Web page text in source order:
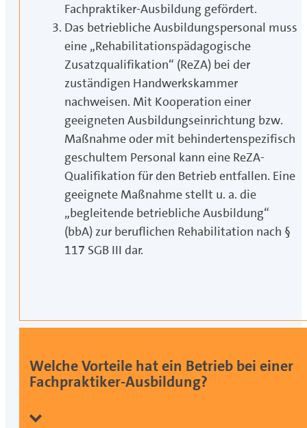
Fachpraktiker-Ausbildung gefördert.
Das betriebliche Ausbildungspersonal muss
eine „Rehabilitationspädagogische
Zusatzqualifikation“ (ReZA) bei der
zuständigen Handwerkskammer
nachweisen. Mit Kooperation einer
geeigneten Ausbildungseinrichtung bzw.
Maßnahme oder mit behindertenspezifisch
geschultem Personal kann eine ReZA-
Qualifikation für den Betrieb entfallen. Eine
geeignete Maßnahme stellt u. a. die
„begleitende betriebliche Ausbildung“
(bbA) zur beruflichen Rehabilitation nach §
117 SGB III dar.
Welche Vorteile hat ein Betrieb bei einer
Fachpraktiker-Ausbildung?